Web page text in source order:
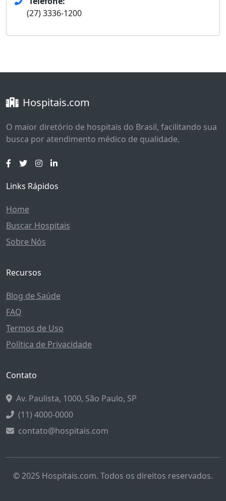
(27) 3336-1200
Hospitais.com
O maior diretório de hospitais do Brasil, facilitando sua
busca por atendimento médico de qualidade.
Links Rápidos
Home
Buscar Hospitais
Sobre Nós
Recursos
Blog de Saúde
FAQ
Termos de Uso
Política de Privacidade
Contato
Av. Paulista, 1000, São Paulo, SP
(11) 4000-0000
contato@hospitais.com
© 2025 Hospitais.com. Todos os direitos reservados.